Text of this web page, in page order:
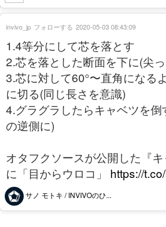
1.4等分にして芯を落とす
2.芯を落とした断面を下に(尖
3.芯に対して60°〜直角になる
に切る(同じ長さを意識)
4.グラグラしたらキャベツを
の逆側に)
オタフクソースが公開した『キ
に「目からウロコ」 https://
サノ モトキ / INVIVOのひ...
invivo_jp フォローする 2020-05-03 08:43:09